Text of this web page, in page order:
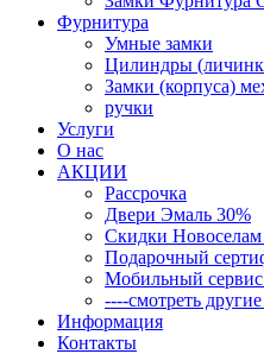
Фурнитура
Умные замки
Цилиндры
Замки (корпуса)
ручки
Услуги
О нас
АКЦИИ
Рассрочка
Двери Эмаль 30%
Скидки Новоселам
Подарочный
Мобильный
----смотреть
Информация
Контакты